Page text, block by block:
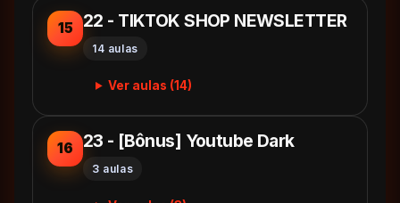
15 22 - TIKTOK SHOP NEWSLETTER
14 aulas
Ver aulas (14)
16 23 - [Bônus] Youtube Dark
3 aulas